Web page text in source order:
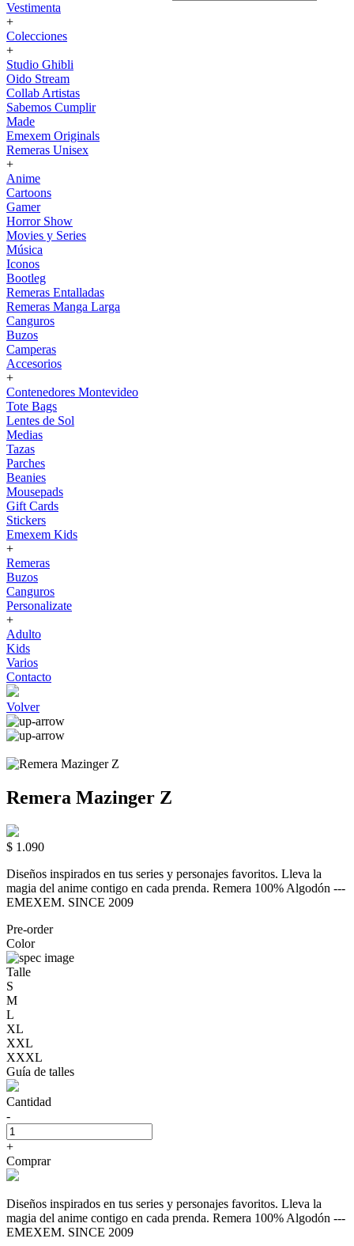
Vestimenta
+
Colecciones
+
Studio Ghibli
Oido Stream
Collab Artistas
Sabemos Cumplir
Made
Emexem Originals
Remeras Unisex
+
Anime
Cartoons
Gamer
Horror Show
Movies y Series
Música
Iconos
Bootleg
Remeras Entalladas
Remeras Manga Larga
Canguros
Buzos
Camperas
Accesorios
+
Contenedores Montevideo
Tote Bags
Lentes de Sol
Medias
Tazas
Parches
Beanies
Mousepads
Gift Cards
Stickers
Emexem Kids
+
Remeras
Buzos
Canguros
Personalizate
+
Adulto
Kids
Varios
Contacto
Volver
Remera Mazinger Z
$ 1.090
Diseños inspirados en tus series y personajes favoritos. Lleva la
magia del anime contigo en cada prenda. Remera 100% Algodón ---
EMEXEM. SINCE 2009
Pre-order
Color
Talle
S
M
L
XL
XXL
XXXL
Guía de talles
Cantidad
-
+
Comprar
Diseños inspirados en tus series y personajes favoritos. Lleva la
magia del anime contigo en cada prenda. Remera 100% Algodón ---
EMEXEM. SINCE 2009